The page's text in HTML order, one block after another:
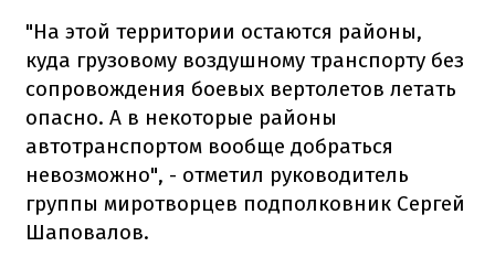
"На этой территории остаются районы,
куда грузовому воздушному транспорту без
сопровождения боевых вертолетов летать
опасно. А в некоторые районы
автотранспортом вообще добраться
невозможно", - отметил руководитель
группы миротворцев подполковник Сергей
Шаповалов.